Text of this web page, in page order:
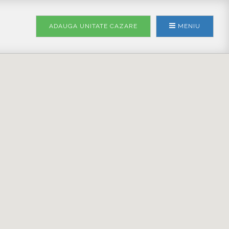
MENIU
ADAUGA UNITATE CAZARE